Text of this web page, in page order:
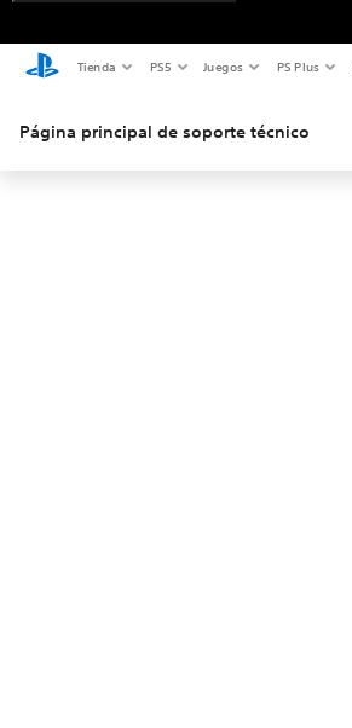
Tienda PS5 Juegos PS Plus
Página principal de soporte técnico